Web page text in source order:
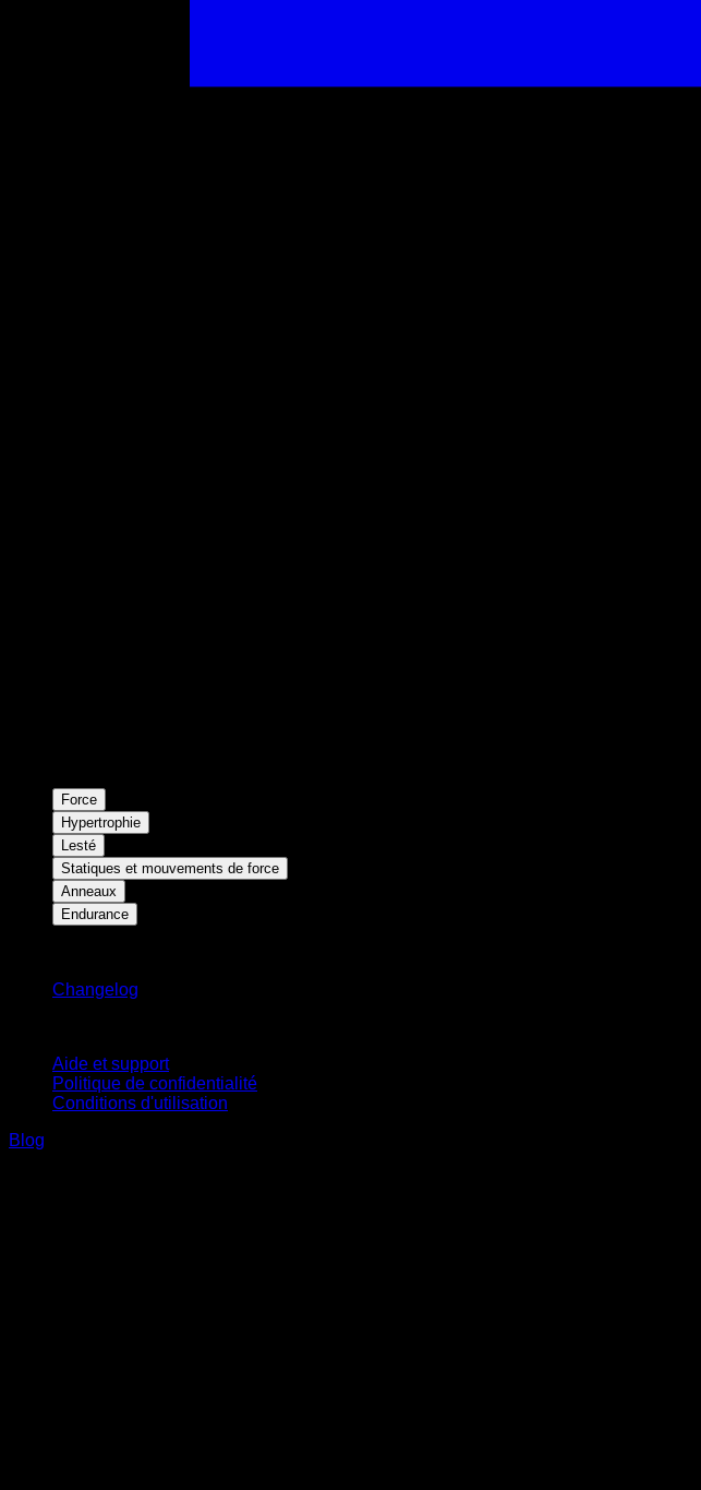
Force
Hypertrophie
Lesté
Statiques et mouvements de force
Anneaux
Endurance
Changelog
Aide et support
Politique de confidentialité
Conditions d'utilisation
Blog